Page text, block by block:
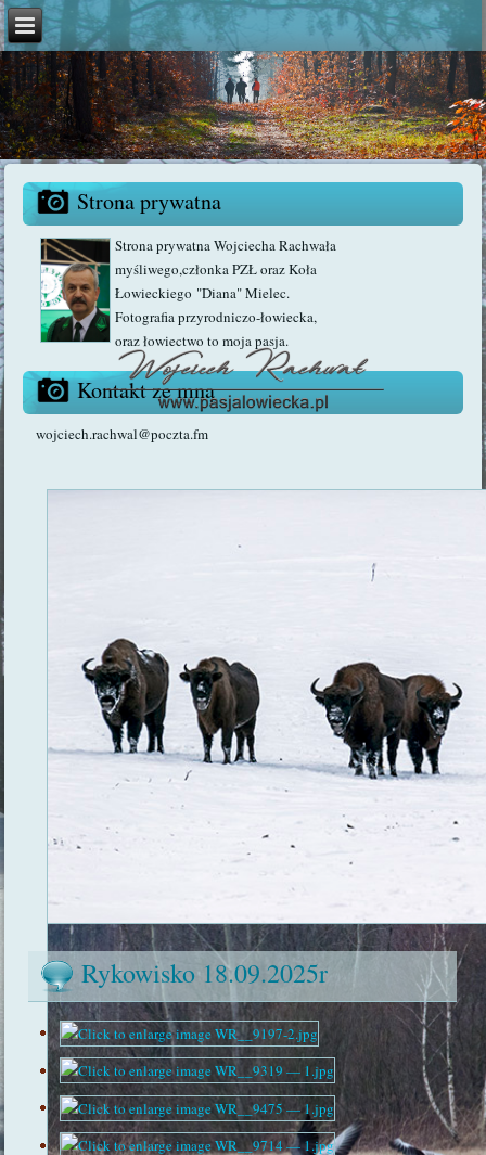
Strona prywatna
Strona prywatna Wojciecha Rachwała
myśliwego,członka PZŁ oraz Koła
Łowieckiego "Diana" Mielec.
Fotografia przyrodniczo-łowiecka,
oraz łowiectwo to moja pasja.
Kontakt ze mną
wojciech.rachwal@poczta.fm
Rykowisko 18.09.2025r